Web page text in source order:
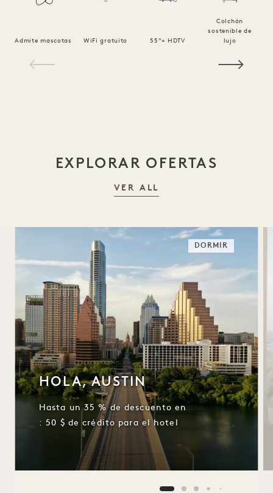
Admite mascotas WiFi gratuito 55"+ HDTV
Colchón
sostenible de
lujo
EXPLORAR OFERTAS
VER ALL
DORMIR
HOLA, AUSTIN
Hasta un 35 % de descuento en
: 50 $ de crédito para el hotel